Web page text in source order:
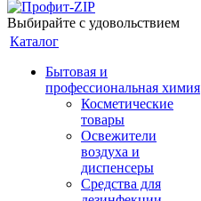
Выбирайте с удовольствием
Каталог
Бытовая и
профессиональная химия
Косметические
товары
Освежители
воздуха и
диспенсеры
Средства для